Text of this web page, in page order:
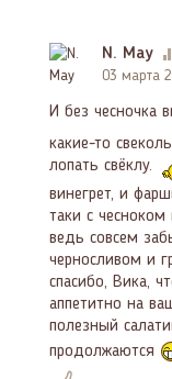
N. May
03 марта
И без чесночка
какие-то
лопать свёклу.
винегрет, и
таки с
ведь совсем
черносливом и
спасибо, Вика,
аппетитно на
полезный
продолжаются